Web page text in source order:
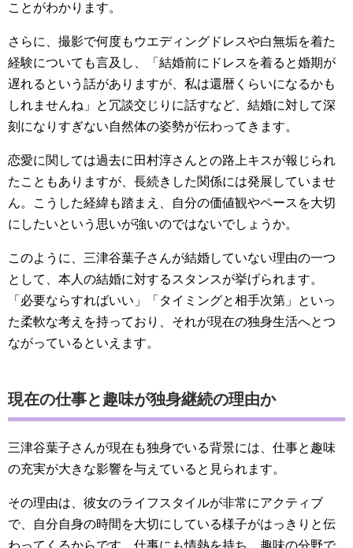
ことがわかります。
さらに、撮影で何度もウエディングドレスや白無垢を着た
経験についても言及し、「結婚前にドレスを着ると婚期が
遅れるという話がありますが、私は還暦くらいになるかも
しれませんね」と冗談交じりに話すなど、結婚に対して深
刻になりすぎない自然体の姿勢が伝わってきます。
恋愛に関しては過去に田村淳さんとの路上キスが報じられ
たこともありますが、長続きした関係には発展していませ
ん。こうした経緯も踏まえ、自分の価値観やペースを大切
にしたいという思いが強いのではないでしょうか。
このように、三津谷葉子さんが結婚していない理由の一つ
として、本人の結婚に対するスタンスが挙げられます。
「必要ならすればいい」「タイミングと相手次第」といっ
た柔軟な考えを持っており、それが現在の独身生活へとつ
ながっているといえます。
現在の仕事と趣味が独身継続の理由か
三津谷葉子さんが現在も独身でいる背景には、仕事と趣味
の充実が大きな影響を与えていると見られます。
その理由は、彼女のライフスタイルが非常にアクティブ
で、自分自身の時間を大切にしている様子がはっきりと伝
わってくるからです。仕事にも情熱を持ち、趣味の分野で